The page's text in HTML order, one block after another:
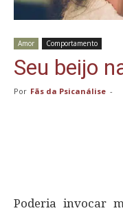
Amor Comportamento
Seu beijo
Por Fãs da Psicanálise -
Poderia invocar